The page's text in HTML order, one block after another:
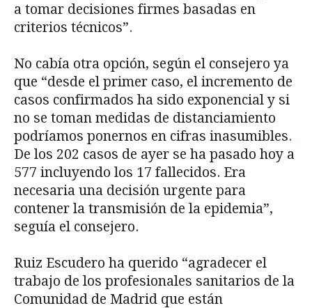
a tomar decisiones firmes basadas en
criterios técnicos”.
No cabía otra opción, según el consejero ya
que “desde el primer caso, el incremento de
casos confirmados ha sido exponencial y si
no se toman medidas de distanciamiento
podríamos ponernos en cifras inasumibles.
De los 202 casos de ayer se ha pasado hoy a
577 incluyendo los 17 fallecidos. Era
necesaria una decisión urgente para
contener la transmisión de la epidemia”,
seguía el consejero.
Ruiz Escudero ha querido “agradecer el
trabajo de los profesionales sanitarios de la
Comunidad de Madrid que están